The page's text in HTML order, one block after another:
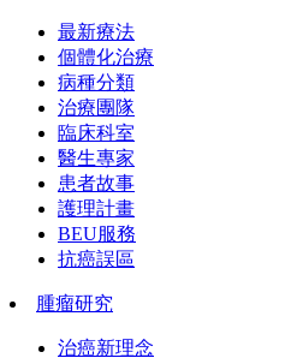
最新療法
個體化治療
病種分類
治療團隊
臨床科室
醫生專家
患者故事
護理計畫
BEU服務
抗癌誤區
腫瘤研究
治癌新理念